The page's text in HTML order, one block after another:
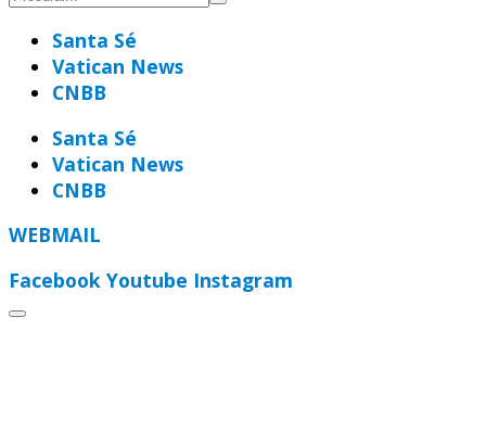
Santa Sé
Vatican News
CNBB
Santa Sé
Vatican News
CNBB
WEBMAIL
Facebook Youtube Instagram